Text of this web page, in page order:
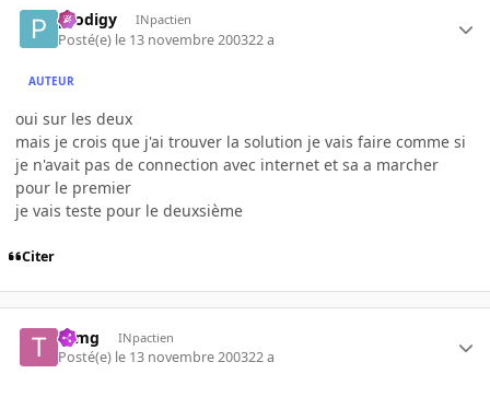
prodigy INpactien
Posté(e) le 13 novembre 200322 a
AUTEUR
oui sur les deux
mais je crois que j'ai trouver la solution je vais faire comme si
je n'avait pas de connection avec internet et sa a marcher
pour le premier
je vais teste pour le deuxsième
Citer
tomg INpactien
Posté(e) le 13 novembre 200322 a